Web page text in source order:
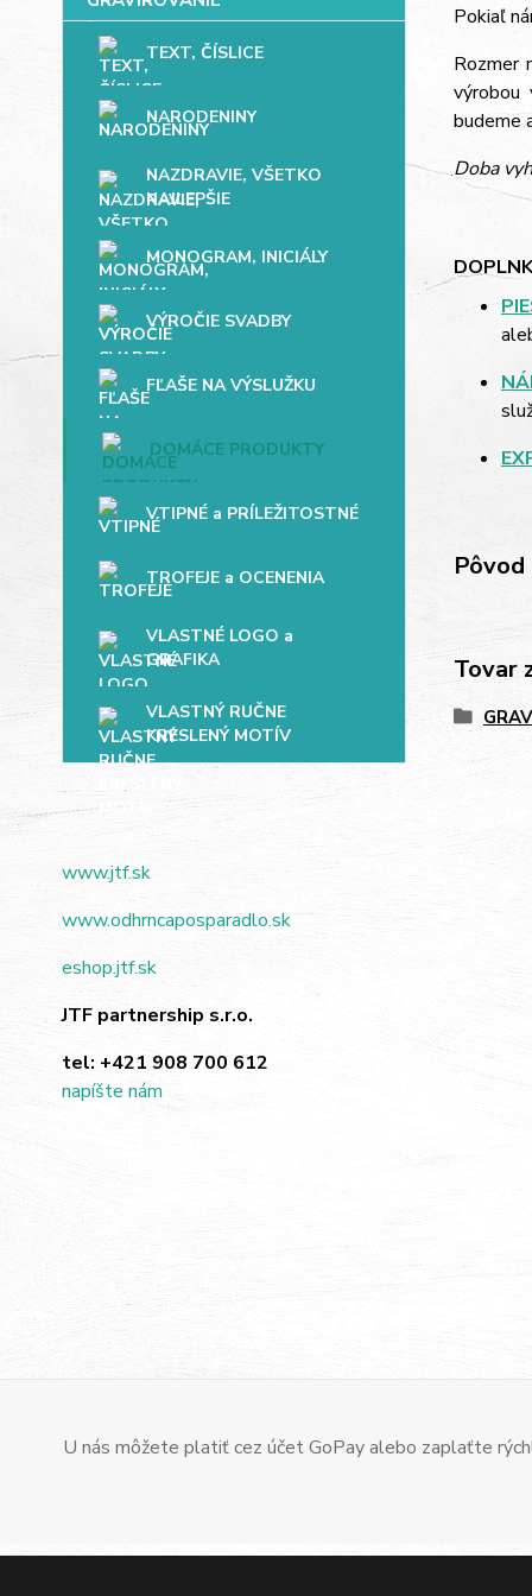
TEXT, ČÍSLICE
NARODENINY
NAZDRAVIE, VŠETKO
NAJLEPŠIE
MONOGRAM, INICIÁLY
VÝROČIE SVADBY
FĽAŠE NA VÝSLUŽKU
DOMÁCE PRODUKTY
VTIPNÉ a PRÍLEŽITOSTNÉ
TROFEJE a OCENENIA
VLASTNÉ LOGO a
GRAFIKA
VLASTNÝ RUČNE
KRESLENÝ MOTÍV
www.jtf.sk
www.odhrncaposparadlo.sk
eshop.jtf.sk
JTF partnership s.r.o.
tel: +421 908 700 612
napíšte nám
Pokiaľ
Rozmer
výrobou
budeme
Doba
Tovar
U nás môžete platiť cez účet GoPay alebo zaplaťte